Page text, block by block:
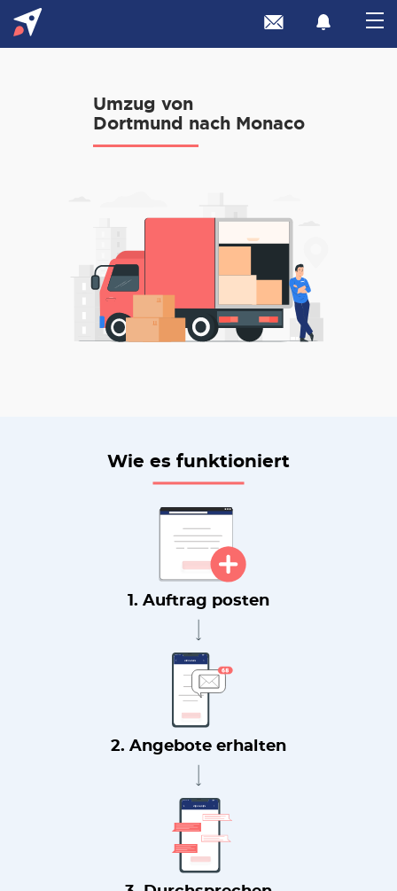
Umzug von
Dortmund nach Monaco
Wie es funktioniert
1. Auftrag posten
2. Angebote erhalten